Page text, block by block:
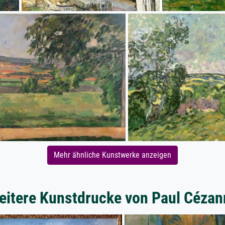
Mehr ähnliche Kunstwerke anzeigen
Kunstdrucke von Paul